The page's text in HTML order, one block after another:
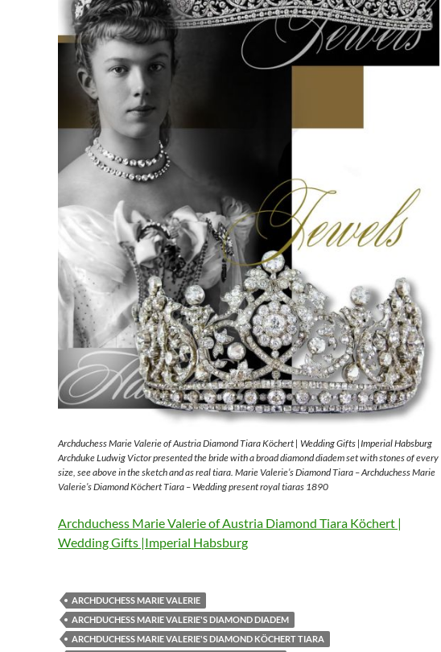
Archduchess Marie Valerie of Austria Diamond Tiara Köchert | Wedding Gifts |Imperial Habsburg
Archduke Ludwig Victor presented the bride with a broad diamond diadem set with stones of every
size, see above in the sketch and as real tiara. Marie Valerie’s Diamond Tiara – Archduchess Marie
Valerie’s Diamond Köchert Tiara – Wedding present royal tiaras 1890
Archduchess Marie Valerie of Austria Diamond Tiara Köchert |
Wedding Gifts |Imperial Habsburg
ARCHDUCHESS MARIE VALERIE
ARCHDUCHESS MARIE VALERIE'S DIAMOND DIADEM
ARCHDUCHESS MARIE VALERIE'S DIAMOND KÖCHERT TIARA